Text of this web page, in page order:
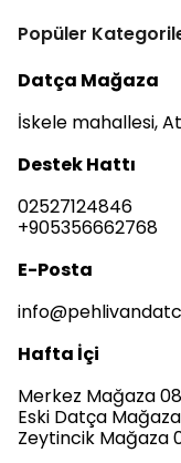
Popüler
Datça Mağaza
İskele mahallesi,
Destek Hattı
02527124846
+905356662768
E-Posta
Hafta İçi
Merkez Mağaza
Eski Datça
Zeytincik Mağaza